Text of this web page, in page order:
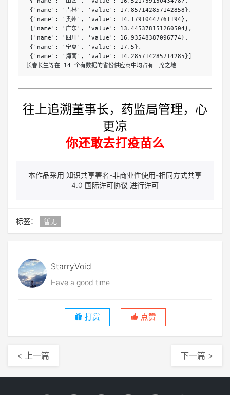
{'name': '吉林', 'value': 17.857142857142858},
{'name': '贵州', 'value': 14.17910447761194},
{'name': '广东', 'value': 13.445378151260504},
{'name': '四川', 'value': 16.93548387096774},
{'name': '宁夏', 'value': 17.5},
{'name': '海南', 'value': 14.285714285714285}]
长春长生等在 14 个有数据的省份供应商中均占有一席之地
往上追溯董事长，药监局管理，心
更凉
你还敢去打疫苗么
本作品采用 知识共享署名-非商业性使用-相同方式共享
4.0 国际许可协议 进行许可
标签： 暂无
StarryVoid
Have a good time
打赏 点赞
< 上一篇 下一篇 >